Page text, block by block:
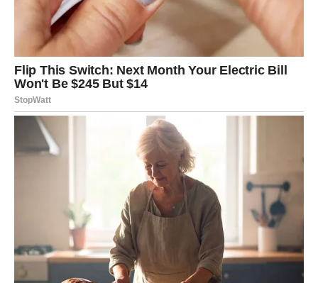
Zvijezde vam donose neočekivanu priliku ili susret koji
potpuno mijenja vaše planove.
Jedna osoba sada igra veoma važnu ulogu u vašoj
budućnosti.
Promjene vam donose sreću
Pred vama su veoma posebni dani.
Ribe ulaze u mnogo nježniji i emotivno stabilniji period
života.